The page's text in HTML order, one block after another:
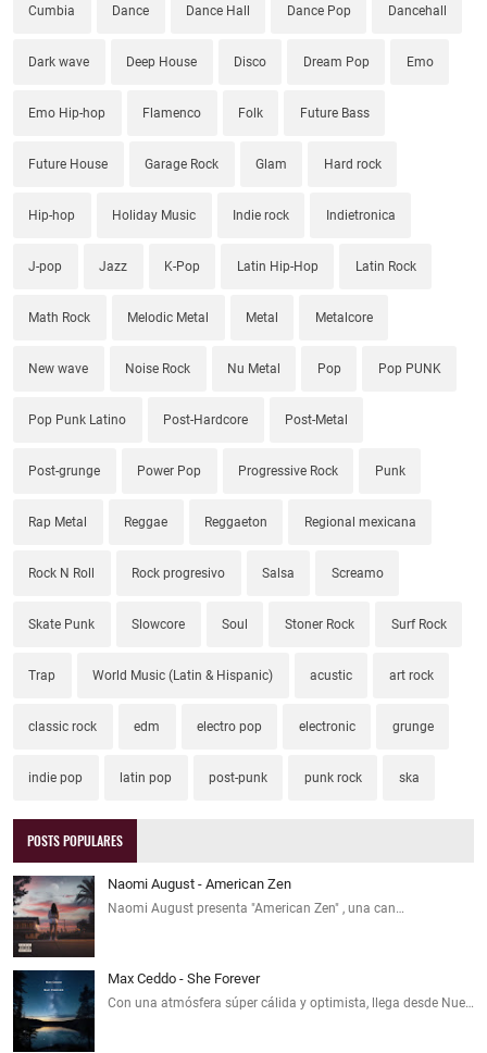
Cumbia Dance Dance Hall Dance Pop Dancehall
Dark wave Deep House Disco Dream Pop Emo
Emo Hip-hop Flamenco Folk Future Bass
Future House Garage Rock Glam Hard rock
Hip-hop Holiday Music Indie rock Indietronica
J-pop Jazz K-Pop Latin Hip-Hop Latin Rock
Math Rock Melodic Metal Metal Metalcore
New wave Noise Rock Nu Metal Pop Pop PUNK
Pop Punk Latino Post-Hardcore Post-Metal
Post-grunge Power Pop Progressive Rock Punk
Rap Metal Reggae Reggaeton Regional mexicana
Rock N Roll Rock progresivo Salsa Screamo
Skate Punk Slowcore Soul Stoner Rock Surf Rock
Trap World Music (Latin & Hispanic) acustic art rock
classic rock edm electro pop electronic grunge
indie pop latin pop post-punk punk rock ska
POSTS POPULARES
Naomi August - American Zen
Naomi August presenta "American Zen" , una can…
Max Ceddo - She Forever
Con una atmósfera súper cálida y optimista, llega desde Nue…